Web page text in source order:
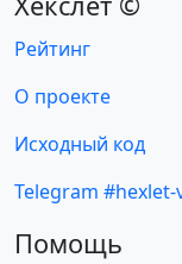
Рейтинг
О проекте
Исходный код
Telegram
Помощь